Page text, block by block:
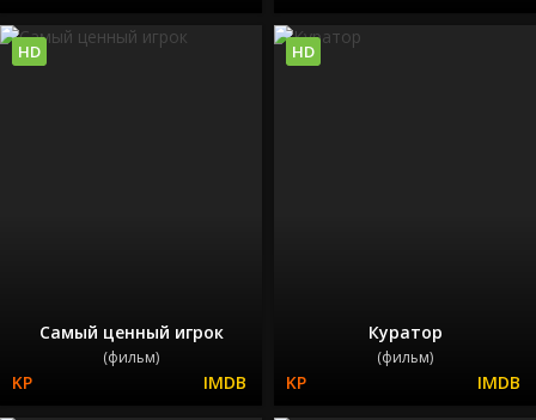
Самый ценный игрок
(фильм)
HD
Куратор
(фильм)
HD